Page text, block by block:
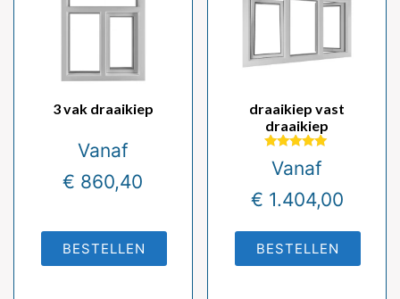
3 vak draaikiep
Vanaf
€ 860,40
BESTELLEN
draaikiep vast
draaikiep
Gewaardeerd
5.00
Vanaf
€ 1.404,00
BESTELLEN